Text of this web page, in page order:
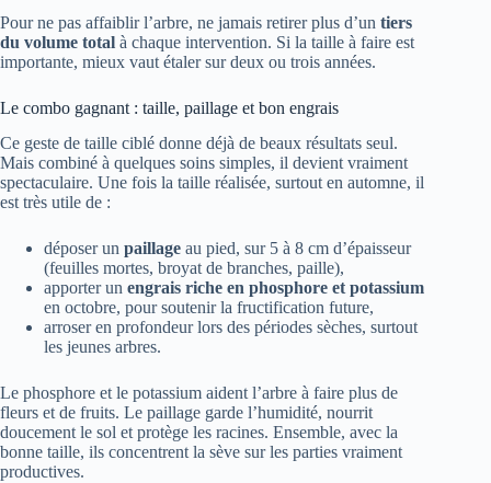
Pour ne pas affaiblir l’arbre, ne jamais retirer plus d’un tiers
du volume total à chaque intervention. Si la taille à faire est
importante, mieux vaut étaler sur deux ou trois années.
Le combo gagnant : taille, paillage et bon engrais
Ce geste de taille ciblé donne déjà de beaux résultats seul.
Mais combiné à quelques soins simples, il devient vraiment
spectaculaire. Une fois la taille réalisée, surtout en automne, il
est très utile de :
déposer un paillage au pied, sur 5 à 8 cm d’épaisseur
(feuilles mortes, broyat de branches, paille),
apporter un engrais riche en phosphore et potassium
en octobre, pour soutenir la fructification future,
arroser en profondeur lors des périodes sèches, surtout
les jeunes arbres.
Le phosphore et le potassium aident l’arbre à faire plus de
fleurs et de fruits. Le paillage garde l’humidité, nourrit
doucement le sol et protège les racines. Ensemble, avec la
bonne taille, ils concentrent la sève sur les parties vraiment
productives.